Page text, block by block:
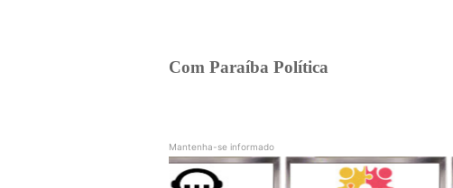
Com Paraíba Política
Mantenha-se informado